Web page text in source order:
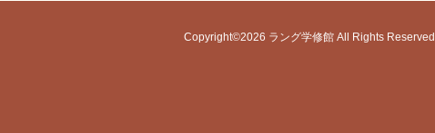
Copyright©2026 ラング学修館 All Rights Reserved.